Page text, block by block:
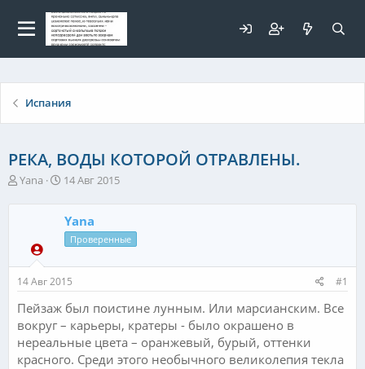
Испания
РЕКА, ВОДЫ КОТОРОЙ ОТРАВЛЕНЫ.
А
т
е
м
ы
Yana
Д
т
а
ч
а
л
а
14 Авг 2015
Yana
Проверенные
14 Авг 2015 #1
Пейзаж был поистине лунным. Или марсианским. Все
вокруг – карьеры, кратеры - было окрашено в
нереальные цвета – оранжевый, бурый, оттенки
красного. Среди этого необычного великолепия текла
Для любых предложений по
сайту: elaizik@cp9.ru